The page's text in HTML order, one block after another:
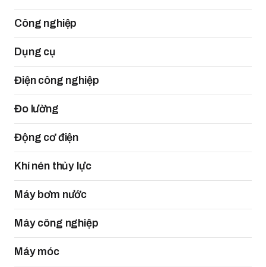
Công nghiệp
Dụng cụ
Điện công nghiệp
Đo lường
Động cơ điện
Khí nén thủy lực
Máy bơm nước
Máy công nghiệp
Máy móc